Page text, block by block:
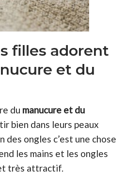
filles adorent
et du
du manucure et du
bien dans leurs peaux
des ongles c’est une chose
les mains et les ongles
très attractif.